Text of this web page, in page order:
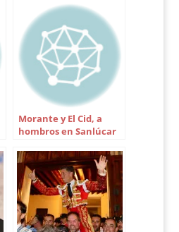
Morante y El Cid, a
hombros en Sanlúcar